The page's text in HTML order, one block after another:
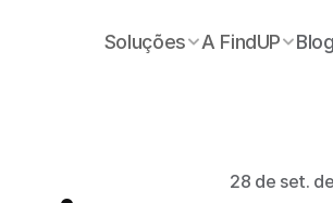
Soluções A FindUP Blog
28 de set.